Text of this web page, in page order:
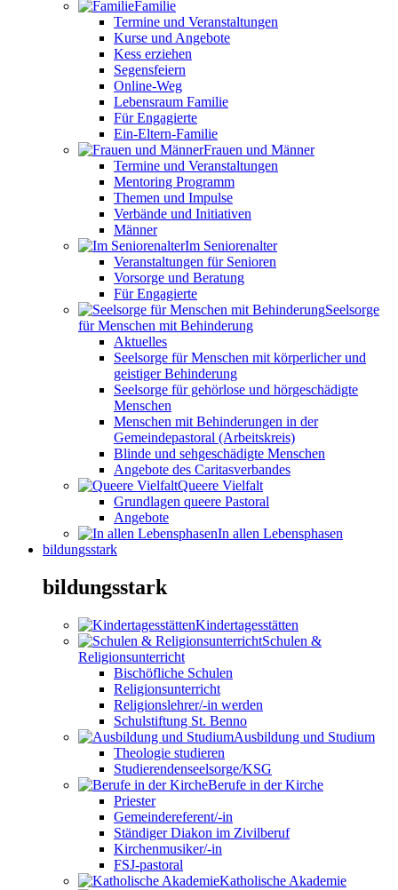
Familie
Termine und Veranstaltungen
Kurse und Angebote
Kess erziehen
Segensfeiern
Online-Weg
Lebensraum Familie
Für Engagierte
Ein-Eltern-Familie
Frauen und Männer
Termine und Veranstaltungen
Mentoring Programm
Themen und Impulse
Verbände und Initiativen
Männer
Im Seniorenalter
Veranstaltungen für Senioren
Vorsorge und Beratung
Für Engagierte
Seelsorge
für Menschen mit Behinderung
Aktuelles
Seelsorge für Menschen mit körperlicher und
geistiger Behinderung
Seelsorge für gehörlose und hörgeschädigte
Menschen
Menschen mit Behinderungen in der
Gemeindepastoral (Arbeitskreis)
Blinde und sehgeschädigte Menschen
Angebote des Caritasverbandes
Queere Vielfalt
Grundlagen queere Pastoral
Angebote
In allen Lebensphasen
bildungsstark
bildungsstark
Kindertagesstätten
Schulen &
Religionsunterricht
Bischöfliche Schulen
Religionsunterricht
Religionslehrer/-in werden
Schulstiftung St. Benno
Ausbildung und Studium
Theologie studieren
Studierendenseelsorge/KSG
Berufe in der Kirche
Priester
Gemeindereferent/-in
Ständiger Diakon im Zivilberuf
Kirchenmusiker/-in
FSJ-pastoral
Katholische Akademie